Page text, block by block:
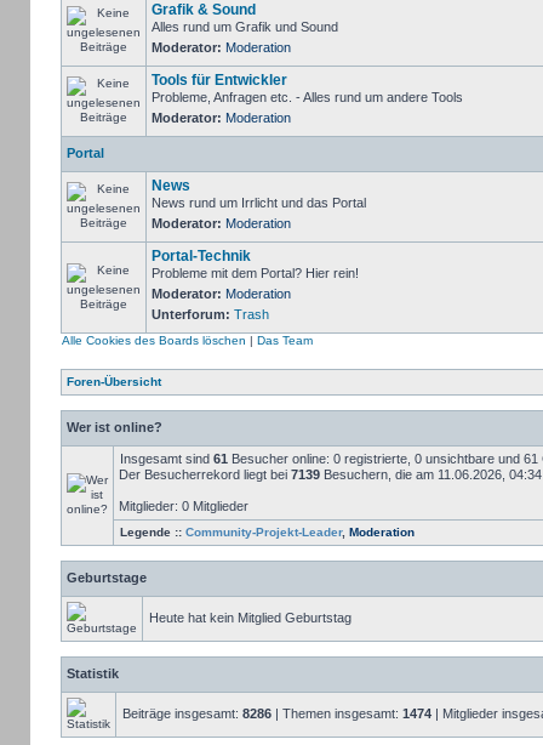
Grafik & Sound
Alles rund um Grafik und Sound
Moderator: Moderation
Tools für Entwickler
Probleme, Anfragen etc. - Alles rund um andere Tools
Moderator: Moderation
Portal
News
News rund um Irrlicht und das Portal
Moderator: Moderation
Portal-Technik
Probleme mit dem Portal? Hier rein!
Moderator: Moderation
Unterforum: Trash
Alle Cookies des Boards löschen | Das Team
Foren-Übersicht
Wer ist online?
Insgesamt sind 61 Besucher online: 0 registrierte, 0 unsichtbare und
Der Besucherrekord liegt bei 7139Besuchern, die am 11.06.2026,
Mitglieder: 0 Mitglieder
Legende :: Community-Projekt-Leader, Moderation
Geburtstage
Heute hat kein Mitglied Geburtstag
Statistik
Beiträge insgesamt: 8286| Themen insgesamt: 1474| Mitglieder